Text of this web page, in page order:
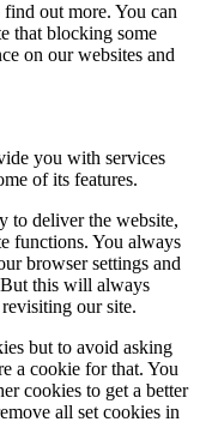
out more. You can
that blocking some
on our websites and
you with services
of its features.
to deliver the website,
functions. You always
browser settings and
this will always
our site.
but to avoid asking
a cookie for that. You
cookies to get a better
all set cookies in